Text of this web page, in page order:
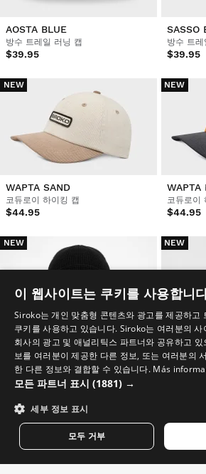
AOSTA BLUE
방수 트레일 러닝 캡
$39.95
SASSO
방수 트
$39.95
NEW
WAPTA SAND
코듀로이 하이킹 캡
$44.95
NEW
WAPTA
코듀로이
$44.95
NEW
SEQUOIA BLACK
와플 니트 하이킹 비니
NEW
와플 니
이 웹사이트는 쿠키를 사용합니
Siroko는 개인 맞춤형 콘텐츠와 광고를 제공하고
쿠키를 사용하고 있습니다. Siroko는 여러분의
회사의 광고 및 애널리틱스 파트너와 공유하고
보를 여러분이 제공한 다른 정보, 또는 여러분의
한 다른 정보와 결합할 수 있습니다. Más
모든 파트너 표시 (1881) →
세부 정보 표시
모두 거부